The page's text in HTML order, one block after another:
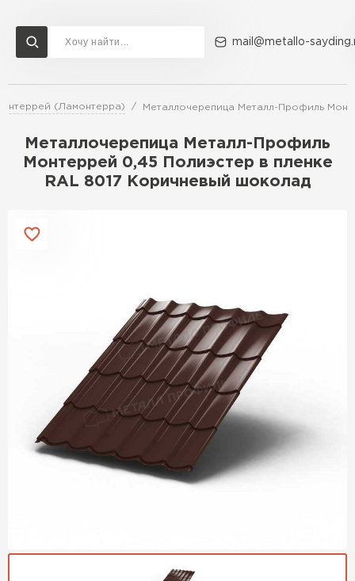
mail@metallo-
(Ламонтерра) Металлочерепица Металл-Профиль
Металлочерепица Металл-Профиль
Монтеррей 0,45 Полиэстер в пленке
RAL 8017 Коричневый шоколад
Доставка и оплата Акции О компании Контакты
Перейти в каталог